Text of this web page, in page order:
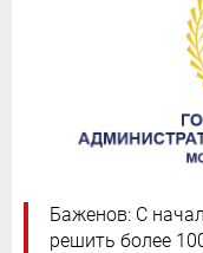
Баженов: С
решить более